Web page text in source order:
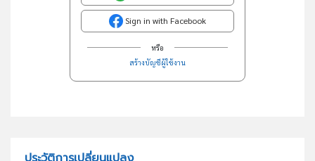
Sign in with Facebook
หรือ
สร้างบัญชีผู้ใช้งาน